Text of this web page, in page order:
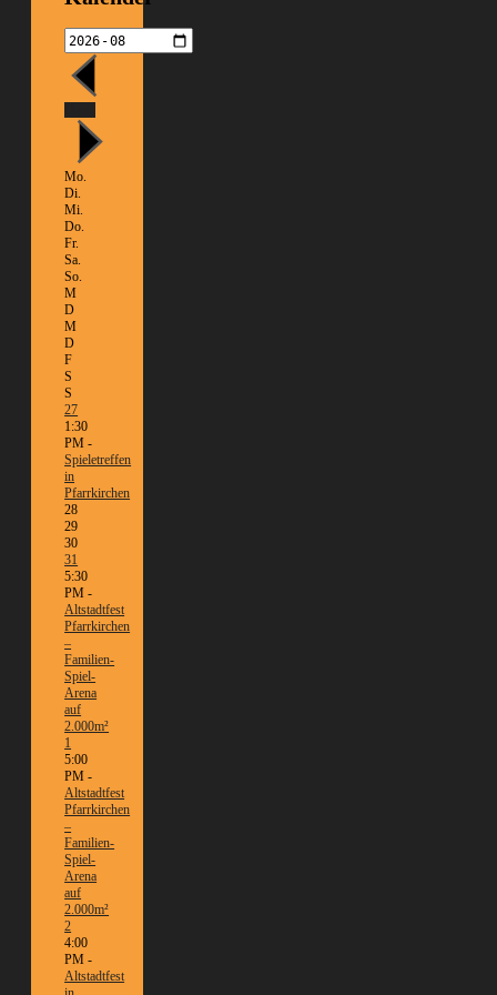
Mo.
Di.
Mi.
Do.
Fr.
Sa.
So.
M
D
M
D
F
S
S
27
1:30
PM -
Spieletreffen
in
Pfarrkirchen
28
29
30
31
5:30
PM -
Altstadtfest
Pfarrkirchen
–
Familien-
Spiel-
Arena
auf
2.000m²
1
5:00
PM -
Altstadtfest
Pfarrkirchen
–
Familien-
Spiel-
Arena
auf
2.000m²
2
4:00
PM -
Altstadtfest